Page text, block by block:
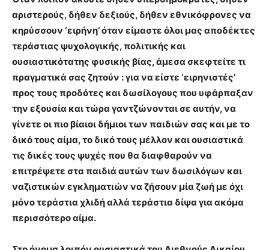
αριστερούς, δήθεν δεξιούς, δήθεν εθνικόφρονες να
κηρύσσουν ‘ειρήνη’ όταν είμαστε όλοι μας αποδέκτες
τεράστιας ψυχολογικής, πολιτικής και
ουσιαστικότατης φυσικής βίας, άμεσα σκεφτείτε τι
πραγματικά σας ζητούν : για να είστε ‘ειρηνιστές’
προς τους προδότες και δωσίλογους που υφάρπαξαν
την εξουσία και τώρα γαντζώνονται σε αυτήν, να
γίνετε οι πιο βίαιοι δήμιοι των παιδιών σας και με το
δικό τους αίμα, το δικό τους μέλλον και ουσιαστικά
τις δικές τους ψυχές που θα διαφθαρούν να
επιτρέψετε στα παιδιά αυτών των δωσιλόγων και
ναζιστικών εγκληματιών να ζήσουν μία ζωή με όχι
μόνο τεράστια χλιδή αλλά τεράστια δίψα για ακόμα
περισσότερο αίμα.